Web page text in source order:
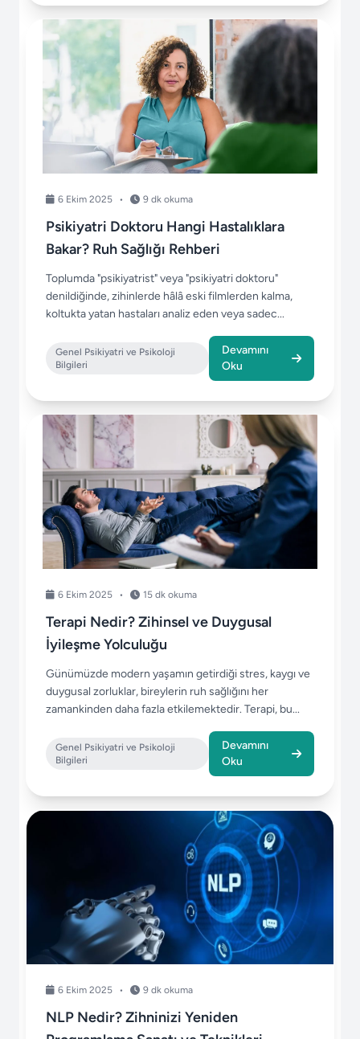
6 Ekim 2025 • 9 dk okuma
Psikiyatri Doktoru Hangi Hastalıklara
Bakar? Ruh Sağlığı Rehberi
Toplumda "psikiyatrist" veya "psikiyatri doktoru"
denildiğinde, zihinlerde hâlâ eski filmlerden kalma,
koltukta yatan hastaları analiz eden veya sadec...
Genel Psikiyatri ve Psikoloji
Bilgileri
Devamını
Oku
6 Ekim 2025 • 15 dk okuma
Terapi Nedir? Zihinsel ve Duygusal
İyileşme Yolculuğu
Günümüzde modern yaşamın getirdiği stres, kaygı ve
duygusal zorluklar, bireylerin ruh sağlığını her
zamankinden daha fazla etkilemektedir. Terapi, bu...
Genel Psikiyatri ve Psikoloji
Bilgileri
Devamını
Oku
6 Ekim 2025 • 9 dk okuma
NLP Nedir? Zihninizi Yeniden